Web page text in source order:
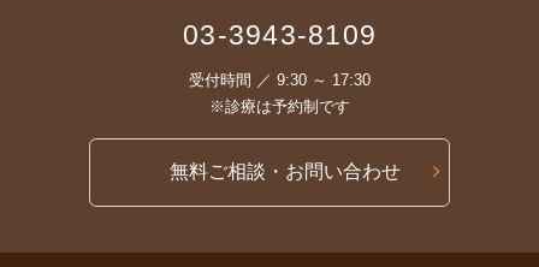
03-3943-8109
受付時間 ／ 9:30 ～ 17:30
※診療は予約制です
無料ご相談・お問い合わせ